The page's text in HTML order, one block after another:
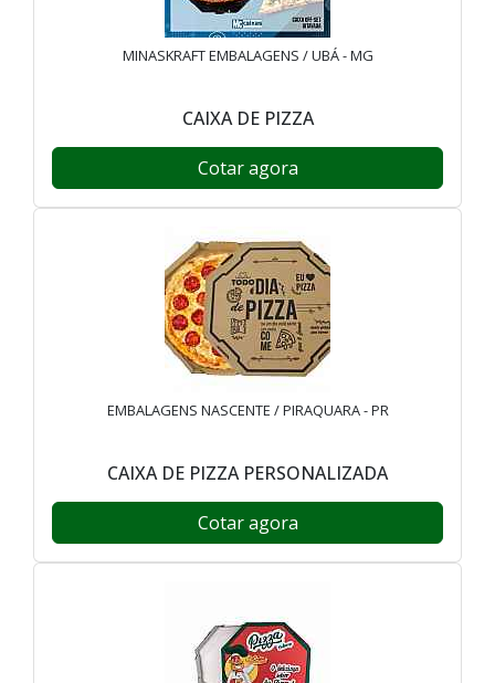
MINASKRAFT EMBALAGENS / UBÁ - MG
CAIXA DE PIZZA
Cotar agora
EMBALAGENS NASCENTE / PIRAQUARA - PR
CAIXA DE PIZZA PERSONALIZADA
Cotar agora